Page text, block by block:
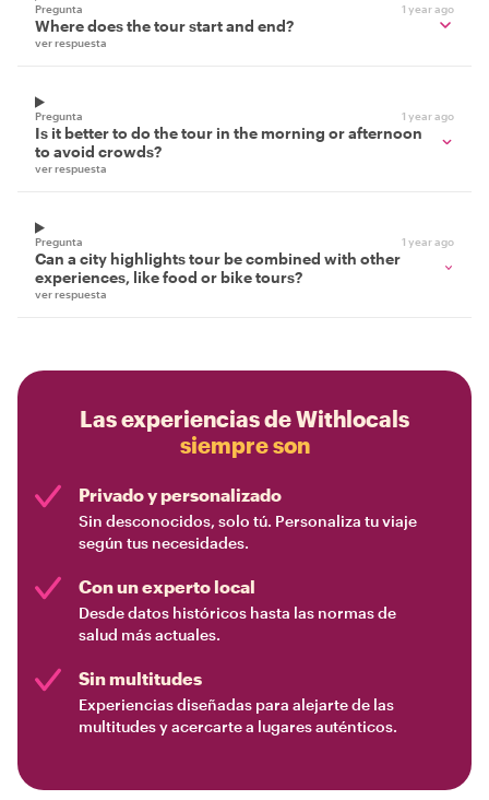
Pregunta 1 year ago
Where does the tour start and end?
ver respuesta
Pregunta 1 year ago
Is it better to do the tour in the morning or afternoon
to avoid crowds?
ver respuesta
Pregunta 1 year ago
Can a city highlights tour be combined with other
experiences, like food or bike tours?
ver respuesta
Las experiencias de Withlocals
siempre son
Privado y personalizado
Sin desconocidos, solo tú. Personaliza tu viaje
según tus necesidades.
Con un experto local
Desde datos históricos hasta las normas de
salud más actuales.
Sin multitudes
Experiencias diseñadas para alejarte de las
multitudes y acercarte a lugares auténticos.